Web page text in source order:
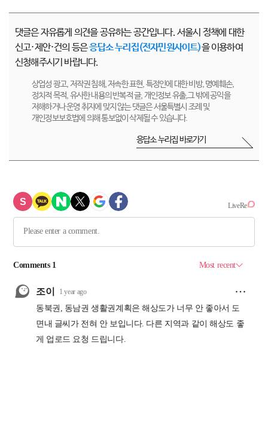
댓글은 자유롭게 의견을 공유하는 공간입니다. 서울시 정책에 대한
신고·제안·건의 등은응답소 누리집(전자민원사이트)을 이용하여
신청해주시기 바랍니다.
상업성 광고, 저작권 침해, 저속한 표현, 특정인에 대한 비방, 명예훼손,
정치적 목적, 유사한 내용의 반복적 글, 개인정보 유출,그 밖에 공익을
저해하거나 운영 취지에 맞지 않는 댓글은 서울특별시 조례 및
개인정보보호법에 의해 통보없이 삭제될 수 있습니다.
응답소 누리집 바로가기